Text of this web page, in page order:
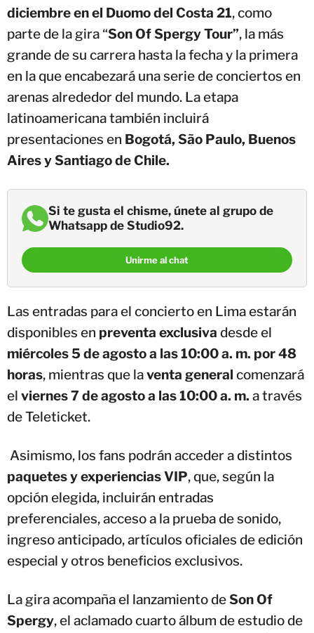
diciembre en el Duomo del Costa 21, como
parte de la gira “Son Of Spergy Tour”, la más
grande de su carrera hasta la fecha y la primera
en la que encabezará una serie de conciertos en
arenas alrededor del mundo. La etapa
latinoamericana también incluirá
presentaciones en Bogotá, São Paulo, Buenos
Aires y Santiago de Chile.
Si te gusta el chisme, únete al grupo de
Whatsapp de Studio92.
Unirme al chat
Las entradas para el concierto en Lima estarán
disponibles en preventa exclusiva desde el
miércoles 5 de agosto a las 10:00 a. m. por 48
horas, mientras que laventa general comenzará
el viernes 7 de agosto a las 10:00 a. m. a través
de Teleticket.
Asimismo, los fans podrán acceder a distintos
paquetes y experiencias VIP, que, según la
opción elegida, incluirán entradas
preferenciales, acceso a la prueba de sonido,
ingreso anticipado, artículos oficiales de edición
especial y otros beneficios exclusivos.
La gira acompaña el lanzamiento deSon Of
Spergy, el aclamado cuarto álbum de estudio de